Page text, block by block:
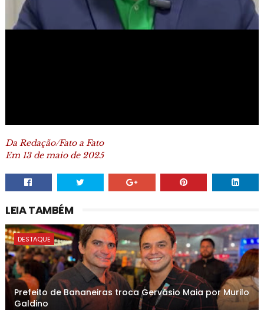
Da Redação/Fato a Fato
Em 13 de maio de 2025
LEIA TAMBÉM
DESTAQUE
Prefeito de Bananeiras troca Gervásio Maia por Murilo
Galdino